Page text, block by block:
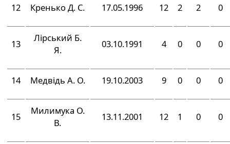
12 Кренько Д. С. 17.05.1996 12 2 2 0
13
Лірський Б.
Я.
03.10.1991 4 0 0 0
14 Медвідь А. О. 19.10.2003 9 0 0 0
15
Милимука О.
В.
13.11.2001 12 1 0 0